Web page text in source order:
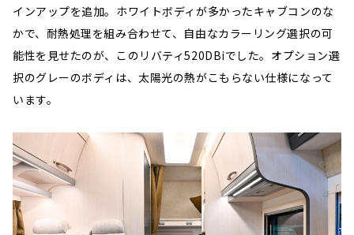
インアップを追加。ホワイトボディが多かったキャブコンのな
かで、耐熱処理を組み合わせて、自由なカラーリング選択の可
能性を見せたのが、このリバティ520DBiでした。オプション選
択のグレーのボディは、太陽光の熱がこもらない仕様になって
います。